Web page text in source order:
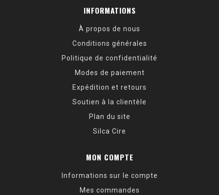
INFORMATIONS
À propos de nous
Conditions générales
Politique de confidentialité
Modes de paiement
Expédition et retours
Soutien à la clientèle
Plan du site
Silca Cire
MON COMPTE
Informations sur le compte
Mes commandes